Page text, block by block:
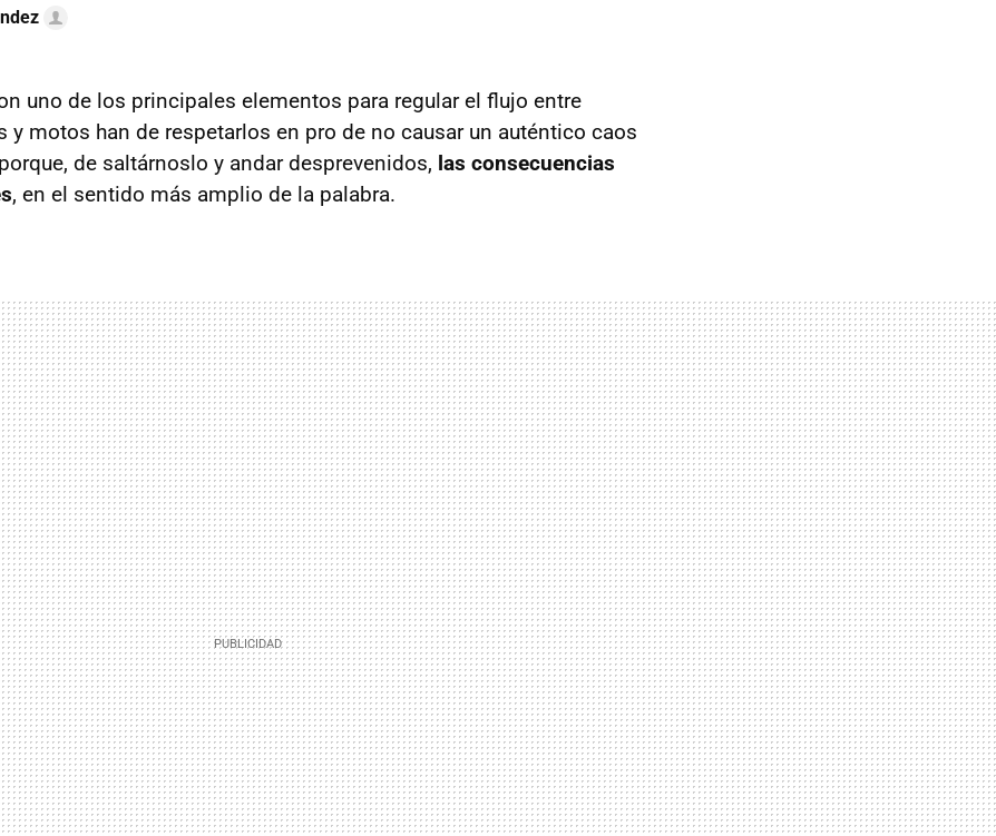
uno de los principales elementos para regular el flujo entre
y motos han de respetarlos en pro de no causar un auténtico caos
de saltárnoslo y andar desprevenidos, las consecuencias
, en el sentido más amplio de la palabra.